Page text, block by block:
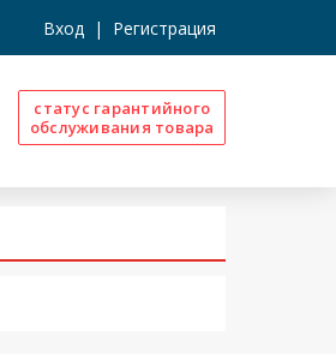
Вход | Регистрация
статус гарантийного
обслуживания товара